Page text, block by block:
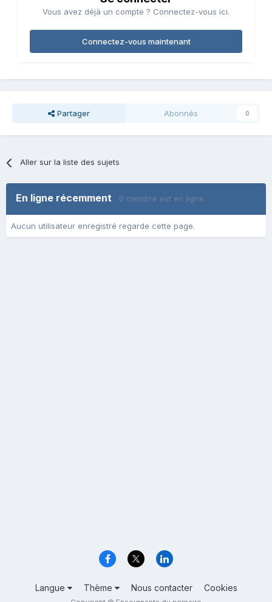
Vous avez déjà un compte ? Connectez-vous ici.
Connectez-vous maintenant
Partager Abonnés 0
Aller sur la liste des sujets
En ligne récemment 0 membre est en ligne
Aucun utilisateur enregistré regarde cette page.
Langue Thème Nous contacter Cookies